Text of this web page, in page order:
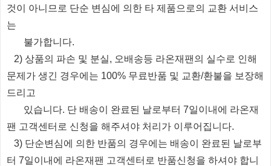
것이 아니므로 단순 변심에 의한 타 제품으로의 교환 서비스
는
불가합니다.
2) 상품의 파손 및 분실, 오배송등 라온재팬의 실수로 인해
문제가 생긴 경우에는 100% 무료반품 및 교환/환불을 보장해
드리고
있습니다. 단 배송이 완료된 날로부터 7일이내에 라온재
팬 고객센터로 신청을 해주셔야 처리가 이루어집니다.
3) 단순변심에 의한 반품의 경우에는 배송이 완료된 날로부
터 7일이내에 라온재팬 고객센터로 반품신청을 하셔야 합니